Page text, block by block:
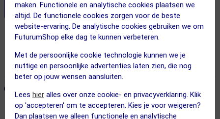
maken. Functionele en analytische cookies plaatsen we
altijd. De functionele cookies zorgen voor de beste
website-ervaring. De analytische cookies gebruiken we om
FuturumShop elke dag te kunnen verbeteren.
Met de persoonlijke cookie technologie kunnen we je
nuttige en persoonlijke advertenties laten zien, die nog
beter op jouw wensen aansluiten.
Lees hier alles over onze cookie- en privacyverklaring. Klik
op 'accepteren' om te accepteren. Kies je voor weigeren?
Dan plaatsen we alleen functionele en analytische
Stel je productvragen aan onze AI assistent
Gratis bezorging & retourneren
365 dagen retourrecht
← Terug naar productnavigatie
ONZE AANBEVOLEN COMBINATIE